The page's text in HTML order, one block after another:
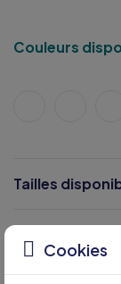
Couleurs
Tailles
Cookies